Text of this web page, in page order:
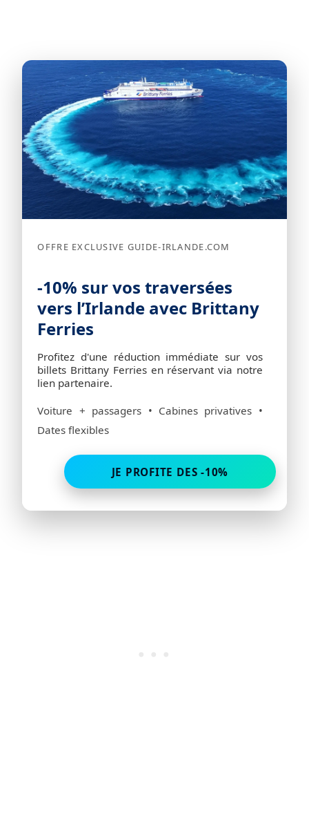
OFFRE EXCLUSIVE GUIDE-IRLANDE.COM
-10% sur vos traversées
vers l’Irlande avec Brittany
Ferries
Profitez d'une réduction immédiate sur vos
billets Brittany Ferries en réservant via notre
lien partenaire.
Voiture + passagers • Cabines privatives •
Dates flexibles
JE PROFITE DES -10%